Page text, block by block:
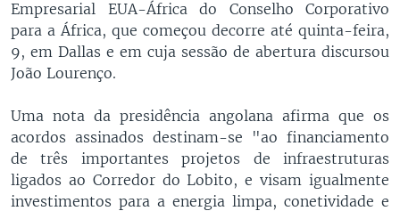
Empresarial EUA-África do Conselho Corporativo
para a África, que começou decorre até quinta-feira,
9, em Dallas e em cuja sessão de abertura discursou
João Lourenço.
Uma nota da presidência angolana afirma que os
acordos assinados destinam-se "ao financiamento
de três importantes projetos de infraestruturas
ligados ao Corredor do Lobito, e visam igualmente
investimentos para a energia limpa, conetividade e